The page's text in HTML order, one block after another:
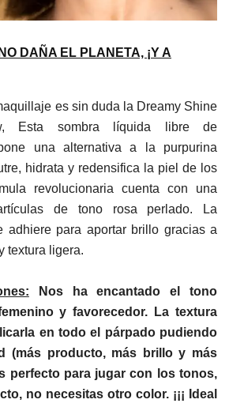
DAÑA EL PLANETA, ¡Y A
es sin duda la Dreamy Shine
Esta sombra líquida libre de
una alternativa a la purpurina
hidrata y redensifica la piel de los
revolucionaria cuenta con una
de tono rosa perlado. La
adhiere para aportar brillo gracias a
textura ligera.
Nos ha encantado el tono
y favorecedor. La textura
en todo el párpado pudiendo
(más producto, más brillo y más
perfecto para jugar con los tonos,
no necesitas otro color. ¡¡¡ Ideal